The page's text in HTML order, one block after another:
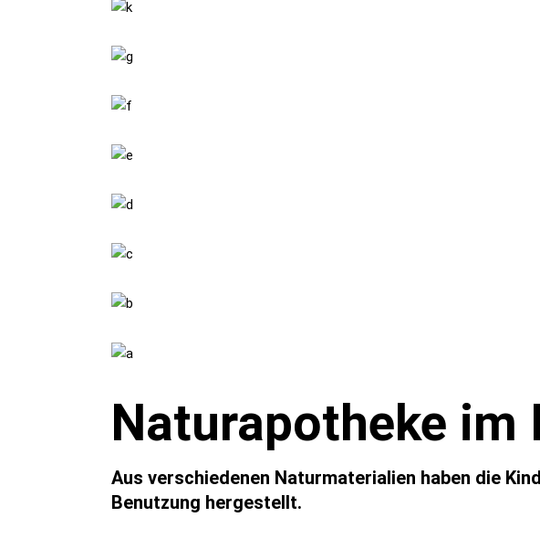
Naturapotheke im
Aus verschiedenen Naturmaterialien haben die
Benutzung hergestellt.